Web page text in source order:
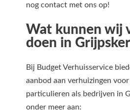
nog contact met ons op!
Wat kunnen wij
doen in
Bij Budget Verhuisservice
aanbod aan verhuizingen voor
particulieren als bedrijven in
onder meer aan: